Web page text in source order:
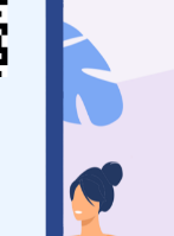
免费创建